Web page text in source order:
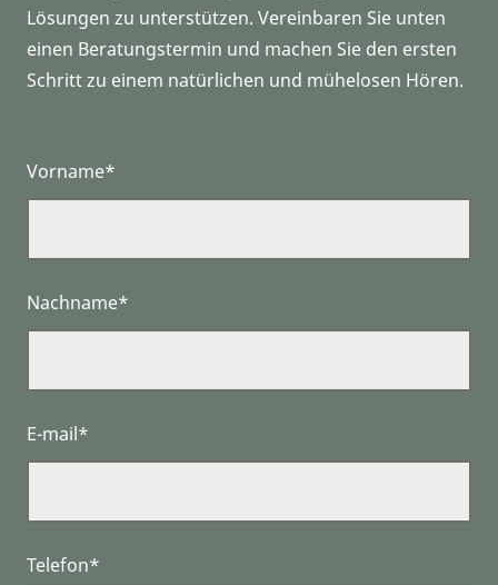
Lösungen zu unterstützen. Vereinbaren Sie unten
einen Beratungstermin und machen Sie den ersten
Schritt zu einem natürlichen und mühelosen Hören.
Vorname*
Nachname*
E-mail*
Telefon*